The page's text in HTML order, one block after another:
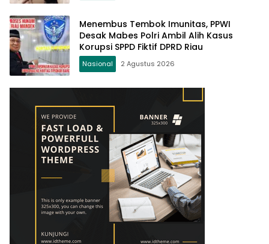
Menembus Tembok Imunitas, PPWI
Desak Mabes Polri Ambil Alih Kasus
Korupsi SPPD Fiktif DPRD Riau
Nasional 2 Agustus 2026